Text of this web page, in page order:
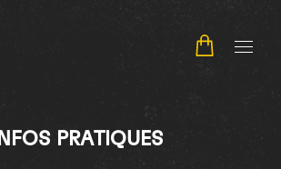
INFOS PRATIQUES